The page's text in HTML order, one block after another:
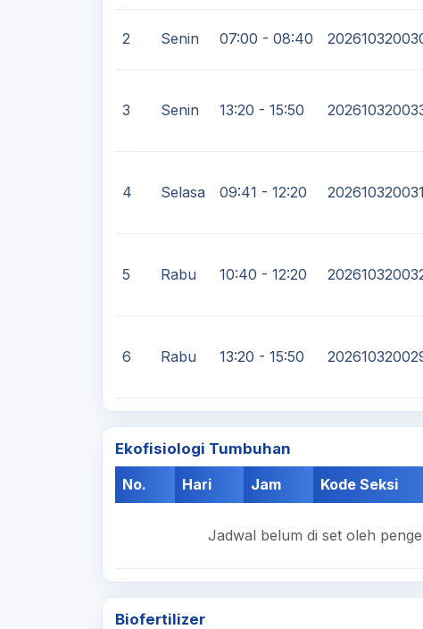
2 Senin 07:00 - 08:40
3 Senin 13:20 - 15:50
4 Selasa 09:41 - 12:20 202610320031
5 Rabu 10:40 - 12:20
6 Rabu 13:20 - 15:50
Ekofisiologi Tumbuhan
No.
Hari Jam Kode Seksi
Jadwal belum di set oleh
Biofertilizer